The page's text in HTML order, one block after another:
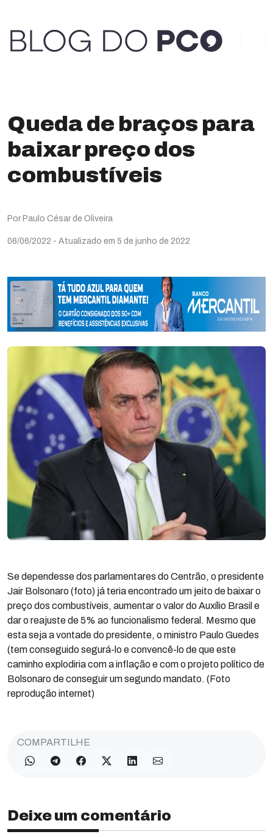
Queda de braços para
baixar preço dos
combustíveis
Por Paulo César de Oliveira
06/06/2022 - Atualizado em 5 de junho de 2022
Se dependesse dos parlamentares do Centrão, o presidente
Jair Bolsonaro (foto) já teria encontrado um jeito de baixar o
preço dos combustíveis, aumentar o valor do Auxílio Brasil e
dar o reajuste de 5% ao funcionalismo federal. Mesmo que
esta seja a vontade do presidente, o ministro Paulo Guedes
(tem conseguido segurá-lo e convencê-lo de que este
caminho explodiria com a inflação e com o projeto político de
Bolsonaro de conseguir um segundo mandato. (Foto
reprodução internet)
COMPARTILHE
Deixe um comentário